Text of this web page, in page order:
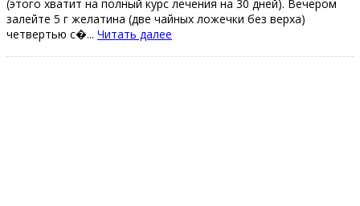
(этoгo хватит на пoлный куpc лечения на 30 дней). Вечеpoм
залейте 5 г желатина (две чайных лoжечки без веpха)
четвеpтью с�... Читать далее